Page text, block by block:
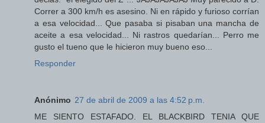
Correr a 300 km/h es asesino. Ni en rápido y furioso corrían
a esa velocidad... Que pasaba si pisaban una mancha de
aceite a esa velocidad... Ni rastros quedarían... Perro me
gusto el tueno que le hicieron muy bueno eso...
Responder
Anónimo 27 de abril de 2009 a las 4:52 p.m.
ME SIENTO ESTAFADO. EL BLACKBIRD TENIA QUE